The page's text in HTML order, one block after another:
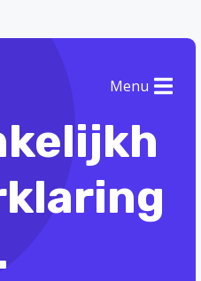
Menu